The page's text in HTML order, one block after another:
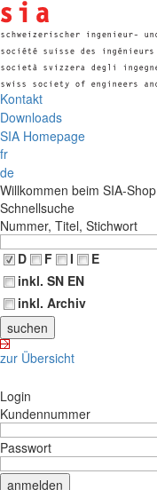
Kontakt
Downloads
SIA Homepage
fr
de
Willkommen beim SIA-Shop
Schnellsuche
Nummer, Titel, Stichwort
D
F I
E
inkl. SN EN
inkl. Archiv
zur Übersicht
Login
Kundennummer
Passwort